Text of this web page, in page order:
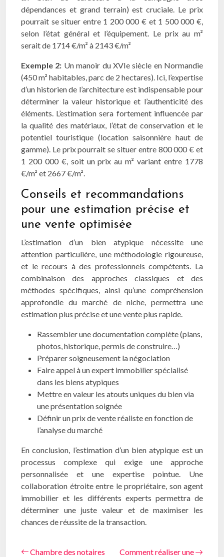
dépendances et grand terrain) est cruciale. Le prix
pourrait se situer entre 1 200 000 € et 1 500 000 €,
selon l’état général et l’équipement. Le prix au m²
serait de 1714 €/m² à 2143 €/m²
Exemple 2: Un manoir du XVIe siècle en Normandie
(450 m² habitables, parc de 2 hectares). Ici, l’expertise
d’un historien de l’architecture est indispensable pour
déterminer la valeur historique et l’authenticité des
éléments. L’estimation sera fortement influencée par
la qualité des matériaux, l’état de conservation et le
potentiel touristique (location saisonnière haut de
gamme). Le prix pourrait se situer entre 800 000 € et
1 200 000 €, soit un prix au m² variant entre 1778
€/m² et 2667 €/m².
Conseils et recommandations
pour une estimation précise et
une vente optimisée
L’estimation d’un bien atypique nécessite une
attention particulière, une méthodologie rigoureuse,
et le recours à des professionnels compétents. La
combinaison des approches classiques et des
méthodes spécifiques, ainsi qu’une compréhension
approfondie du marché de niche, permettra une
estimation plus précise et une vente plus rapide.
Rassembler une documentation complète (plans,
photos, historique, permis de construire…)
Préparer soigneusement la négociation
Faire appel à un expert immobilier spécialisé
dans les biens atypiques
Mettre en valeur les atouts uniques du bien via
une présentation soignée
Définir un prix de vente réaliste en fonction de
l’analyse du marché
En conclusion, l’estimation d’un bien atypique est un
processus complexe qui exige une approche
personnalisée et une expertise pointue. Une
collaboration étroite entre le propriétaire, son agent
immobilier et les différents experts permettra de
déterminer une juste valeur et de maximiser les
chances de réussite de la transaction.
Chambre des notaires
Comment réaliser une